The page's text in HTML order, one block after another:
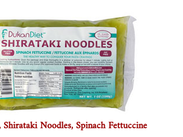
Noodles, Spinach Fettuccine